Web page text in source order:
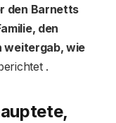
den Barnetts
den
weitergab, wie
.